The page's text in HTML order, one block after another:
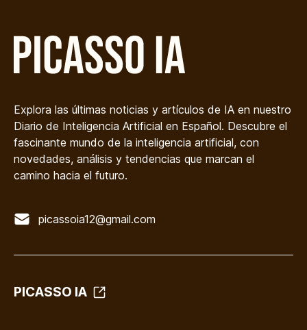
Explora las últimas noticias y artículos de IA en nuestro
Diario de Inteligencia Artificial en Español. Descubre el
fascinante mundo de la inteligencia artificial, con
novedades, análisis y tendencias que marcan el
camino hacia el futuro.
picassoia12@gmail.com
PICASSO IA